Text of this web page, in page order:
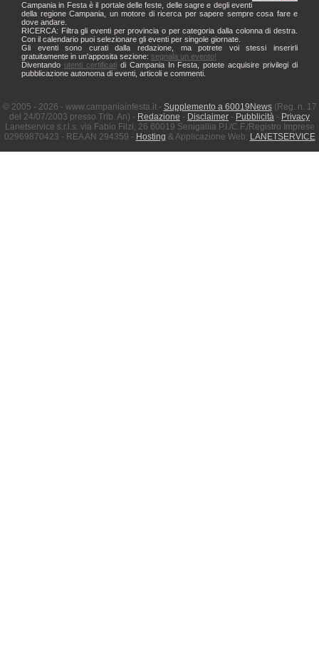
Campania in Festa è il portale delle feste, delle sagre e degli eventi
della regione Campania, un motore di ricerca per sapere sempre cosa fare e
dove andare.
RICERCA: Filtra gli eventi per provincia o per categoria dalla colonna di destra.
Con il calendario puoi selezionare gli eventi per singole giornate.
Gli eventi sono curati dalla redazione, ma potrete voi stessi inserirli
gratuitamente in un'apposita sezione: segnala un evento!
Diventando utenti certificatidi Campania In Festa, potete acquisire privilegi di
pubblicazione autonoma di eventi, articoli e commenti.
© 2005 - 2026 - www.campaniainfesta.it - Supplemento a 60019News(Reg. n. 17
del 24/07/2003 presso Trib. An) - Redazione - Disclaimer - Pubblicità - Privacy
Lanetservice s.r.l.s. via Fabio Filzi, 26 60019 Senigallia P.I./C.F./Registro Imprese
02969870423 - REA AN 294359 - Hosting & Applicazione Web: LANETSERVICE